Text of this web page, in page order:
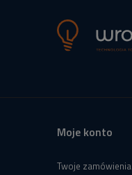
Moje konto
Twoje zamówienia